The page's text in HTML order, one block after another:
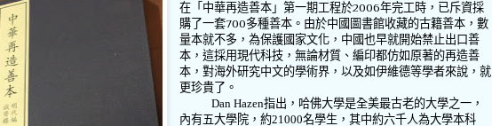
在「中華再造善本」第一期工程於2006年完工時，已斥資採
購了一套700多種善本。由於中國圖書館收藏的古籍善本，數
量本就不多，為保護國家文化，中國也早就開始禁止出口善
本，這採用現代科技，無論材質、編印都仿如原著的再造善
本，對海外研究中文的學術界，以及如伊維德等學者來說，就
更珍貴了。
Dan Hazen指出，哈佛大學是全美最古老的大學之一，
內有五大學院，約21000名學生，其中約六千人為大學本科